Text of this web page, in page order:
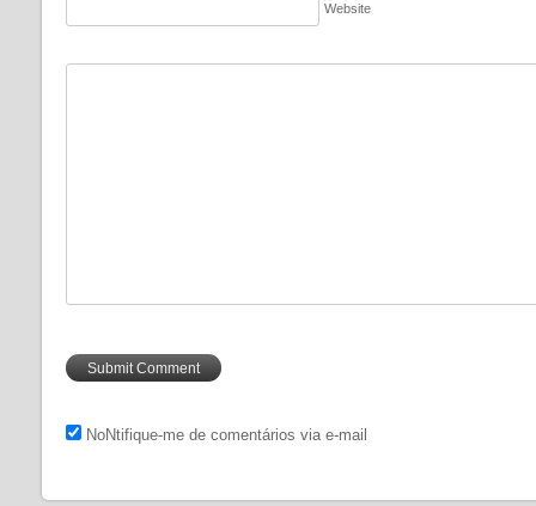
Website
NoNtifique-me de comentários via e-mail